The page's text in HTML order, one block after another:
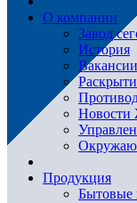
О компании
Завод
История
Вакансии
Продукция
Бытовые